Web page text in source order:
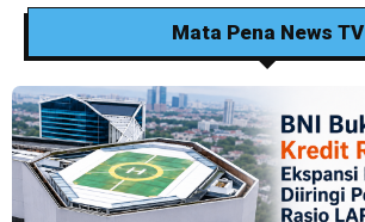
Mata Pena News TV